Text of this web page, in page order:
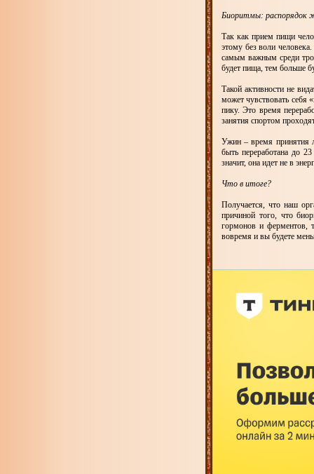
Биоритмы: распорядок
Так как прием пищи
этому без воли
самым важным среди
будет пища, тем больше
Такой активности не
может чувствовать себя
пику. Это время
занятия спортом
Ужин – время принятия
быть переработана до
значит, она идет не в
Что в итоге?
Получается, что наш
причиной того, что
гормонов и ферментов,
вовремя и вы будете